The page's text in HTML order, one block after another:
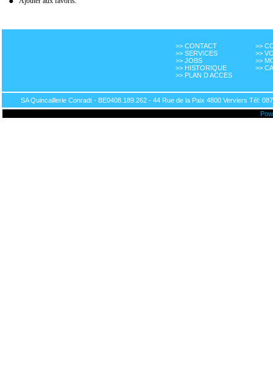
>> CONTACT
>> SERVICES
>> JOBS
>> HISTORIQUE
>> PLAN D ACCES
>>
>>
>>
>>
SA Quincaillerie Conradt - BE0408.189.262 - 44 Rue de la Paix 4800 Verviers Tél: